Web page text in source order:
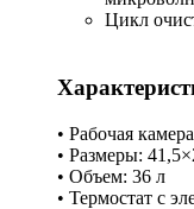
Цикл
• Рабочая
• Размеры:
• Объем: 36 л
• Термостат с